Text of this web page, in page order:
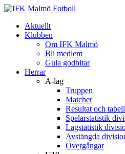
Aktuellt
Klubben
Om IFK Malmö
Bli medlem
Gula godbitar
Herrar
A-lag
Truppen
Matcher
Resultat och tabell
Spelarstatistik
Lagstatistik
Avstängda
Övergångar